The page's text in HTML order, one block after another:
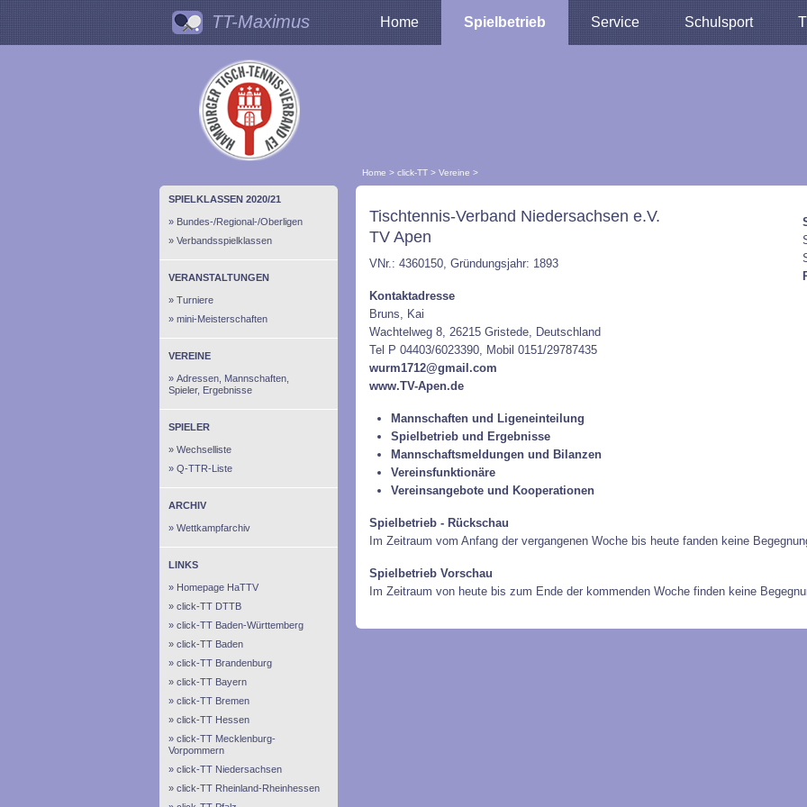
TT-Maximus Home Spielbetrieb Service Schulsport
Home > click-TT > Vereine >
SPIELKLASSEN 2020/21
Bundes-/Regional-/Oberligen
Verbandsspielklassen
VERANSTALTUNGEN
Turniere
mini-Meisterschaften
VEREINE
Adressen, Mannschaften,
Spieler, Ergebnisse
SPIELER
Wechselliste
Q-TTR-Liste
ARCHIV
Wettkampfarchiv
LINKS
Homepage HaTTV
click-TT DTTB
click-TT Baden-Württemberg
click-TT Baden
click-TT Brandenburg
click-TT Bayern
click-TT Bremen
click-TT Hessen
click-TT Mecklenburg-
Vorpommern
click-TT Niedersachsen
click-TT Rheinland-Rheinhessen
Tischtennis-Verband Niedersachsen e.V.
TV Apen
VNr.: 4360150, Gründungsjahr: 1893
Kontaktadresse
Bruns, Kai
Wachtelweg 8, 26215 Gristede, Deutschland
Tel P 04403/6023390, Mobil 0151/29787435
wurm1712@gmail.com
www.TV-Apen.de
Mannschaften und Ligeneinteilung
Spielbetrieb und Ergebnisse
Mannschaftsmeldungen und Bilanzen
Vereinsfunktionäre
Vereinsangebote und Kooperationen
Spielbetrieb - Rückschau
Im Zeitraum vom Anfang der vergangenen Woche bis heute fanden keine
Spielbetrieb Vorschau
Im Zeitraum von heute bis zum Ende der kommenden Woche finden keine